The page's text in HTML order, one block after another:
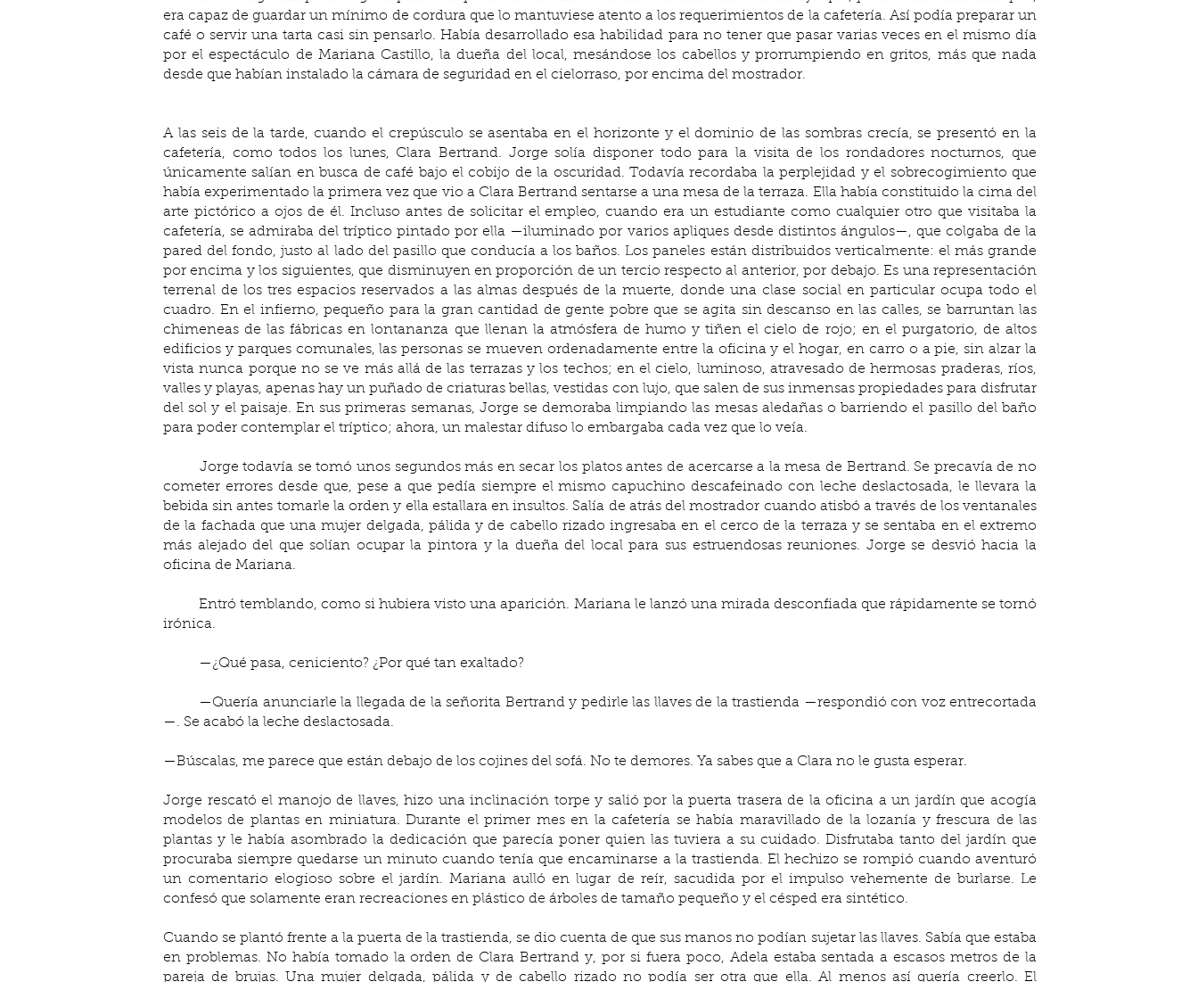
era capaz de guardar un mínimo de cordura que lo mantuviese atento a los requerimientos de la cafetería. Así podía preparar un
café o servir una tarta casi sin pensarlo. Había desarrollado esa habilidad para no tener que pasar varias veces en el mismo día
por el espectáculo de Mariana Castillo, la dueña del local, mesándose los cabellos y prorrumpiendo en gritos, más que nada
desde que habían instalado la cámara de seguridad en el cielorraso, por encima del mostrador.
A las seis de la tarde, cuando el crepúsculo se asentaba en el horizonte y el dominio de las sombras crecía, se presentó en la
cafetería, como todos los lunes, Clara Bertrand. Jorge solía disponer todo para la visita de los rondadores nocturnos, que
únicamente salían en busca de café bajo el cobijo de la oscuridad. Todavía recordaba la perplejidad y el sobrecogimiento que
había experimentado la primera vez que vio a Clara Bertrand sentarse a una mesa de la terraza. Ella había constituido la cima del
arte pictórico a ojos de él. Incluso antes de solicitar el empleo, cuando era un estudiante como cualquier otro que visitaba la
cafetería, se admiraba del tríptico pintado por ella —iluminado por varios apliques desde distintos ángulos—, que colgaba de la
pared del fondo, justo al lado del pasillo que conducía a los baños. Los paneles están distribuidos verticalmente: el más grande
por encima y los siguientes, que disminuyen en proporción de un tercio respecto al anterior, por debajo. Es una representación
terrenal de los tres espacios reservados a las almas después de la muerte, donde una clase social en particular ocupa todo el
cuadro. En el infierno, pequeño para la gran cantidad de gente pobre que se agita sin descanso en las calles, se barruntan las
chimeneas de las fábricas en lontananza que llenan la atmósfera de humo y tiñen el cielo de rojo; en el purgatorio, de altos
edificios y parques comunales, las personas se mueven ordenadamente entre la oficina y el hogar, en carro o a pie, sin alzar la
vista nunca porque no se ve más allá de las terrazas y los techos; en el cielo, luminoso, atravesado de hermosas praderas, ríos,
valles y playas, apenas hay un puñado de criaturas bellas, vestidas con lujo, que salen de sus inmensas propiedades para disfrutar
del sol y el paisaje. En sus primeras semanas, Jorge se demoraba limpiando las mesas aledañas o barriendo el pasillo del baño
para poder contemplar el tríptico; ahora, un malestar difuso lo embargaba cada vez que lo veía.
cometer errores desde que, pese a que pedía siempre el mismo capuchino descafeinado con leche deslactosada, le llevara la
bebida sin antes tomarle la orden y ella estallara en insultos. Salía de atrás del mostrador cuando atisbó a través de los ventanales
de la fachada que una mujer delgada, pálida y de cabello rizado ingresaba en el cerco de la terraza y se sentaba en el extremo
más alejado del que solían ocupar la pintora y la dueña del local para sus estruendosas reuniones. Jorge se desvió hacia la
oficina de Mariana.
	Entró temblando, como si hubiera visto una aparición. Mariana le lanzó una mirada desconfiada que rápidamente se tornó
irónica.
	—¿Qué pasa, ceniciento? ¿Por qué tan exaltado?
—. Se acabó la leche deslactosada.
—Búscalas, me parece que están debajo de los cojines del sofá. No te demores. Ya sabes que a Clara no le gusta esperar.
Jorge rescató el manojo de llaves, hizo una inclinación torpe y salió por la puerta trasera de la oficina a un jardín que acogía
modelos de plantas en miniatura. Durante el primer mes en la cafetería se había maravillado de la lozanía y frescura de las
plantas y le había asombrado la dedicación que parecía poner quien las tuviera a su cuidado. Disfrutaba tanto del jardín que
procuraba siempre quedarse un minuto cuando tenía que encaminarse a la trastienda. El hechizo se rompió cuando aventuró
un comentario elogioso sobre el jardín. Mariana aulló en lugar de reír, sacudida por el impulso vehemente de burlarse. Le
confesó que solamente eran recreaciones en plástico de árboles de tamaño pequeño y el césped era sintético.
Cuando se plantó frente a la puerta de la trastienda, se dio cuenta de que sus manos no podían sujetar las llaves. Sabía que estaba
en problemas. No había tomado la orden de Clara Bertrand y, por si fuera poco, Adela estaba sentada a escasos metros de la
pareja de brujas. Una mujer delgada, pálida y de cabello rizado no podía ser otra que ella. Al menos así quería creerlo. El